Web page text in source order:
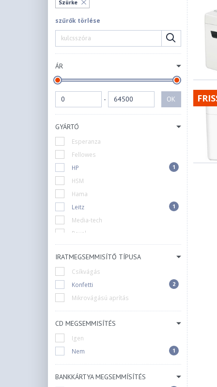
Szürke
szűrők törlése
ÁR
- OK
GYÁRTÓ
Esperanza
Fellowes
HP
1
HSM
Hama
Leitz
1
Media-tech
Rexel
Sencor
IRATMEGSEMMISÍTŐ TÍPUSA
Csíkvágás
Konfetti
2
Mikrovágású aprítás
CD MEGSEMMISÍTÉS
Igen
Nem
1
BANKKÁRTYA MEGSEMMÍSÍTÉS